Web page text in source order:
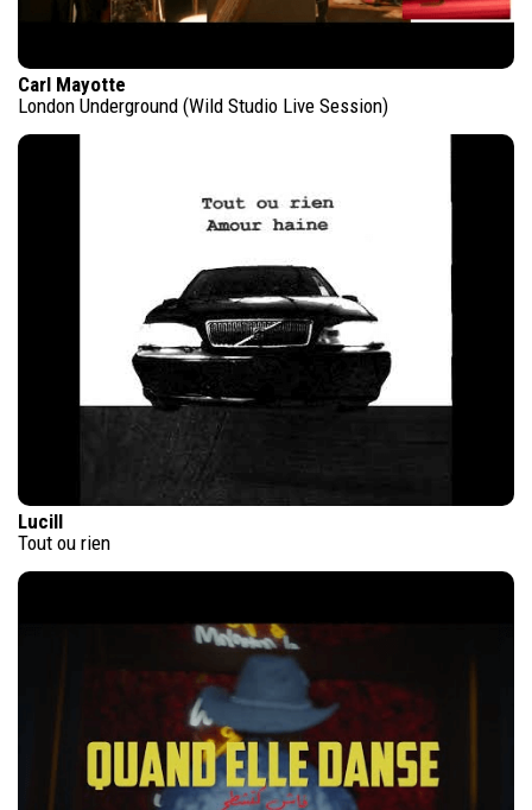
Carl Mayotte
London Underground (Wild Studio Live Session)
Lucill
Tout ou rien